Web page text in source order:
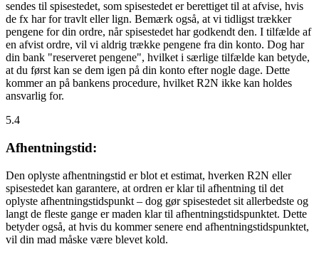
sendes til spisestedet, som spisestedet er berettiget til at afvise, hvis
de fx har for travlt eller lign. Bemærk også, at vi tidligst trækker
pengene for din ordre, når spisestedet har godkendt den. I tilfælde af
en afvist ordre, vil vi aldrig trække pengene fra din konto. Dog har
din bank "reserveret pengene", hvilket i særlige tilfælde kan betyde,
at du først kan se dem igen på din konto efter nogle dage. Dette
kommer an på bankens procedure, hvilket R2N ikke kan holdes
ansvarlig for.
5.4
Afhentningstid:
Den oplyste afhentningstid er blot et estimat, hverken R2N eller
spisestedet kan garantere, at ordren er klar til afhentning til det
oplyste afhentningstidspunkt – dog gør spisestedet sit allerbedste og
langt de fleste gange er maden klar til afhentningstidspunktet. Dette
betyder også, at hvis du kommer senere end afhentningstidspunktet,
vil din mad måske være blevet kold.